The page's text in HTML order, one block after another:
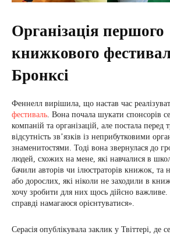
Організація першого
книжкового
Бронксі
Феннелл вирішила, що настав час
фестиваль . Вона почала шукати спонсорів
компаній та організацій, але постала перед
відсутність зв’язків із неприбутковими
знаменитостями. Тоді вона звернулася до
людей, схожих на мене, які навчалися в
бачили авторів чи ілюстраторів книжок, та
або дорослих, які ніколи не заходили в
хочу зробити для них щось дійсно
справді намагаюся орієнтуватися».
Серасія опублікувала заклик у Твіттері, де